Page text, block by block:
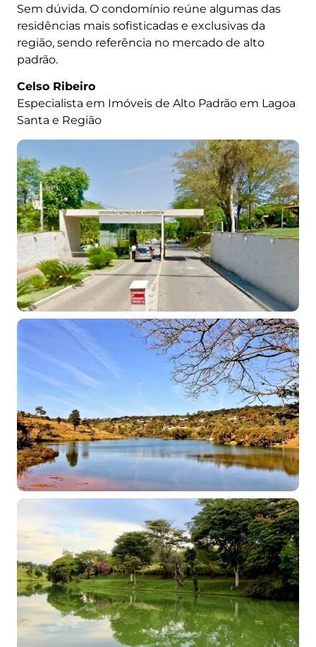
Sem dúvida. O condomínio reúne algumas das
residências mais sofisticadas e exclusivas da
região, sendo referência no mercado de alto
padrão.
Celso Ribeiro
Especialista em Imóveis de Alto Padrão em Lagoa
Santa e Região